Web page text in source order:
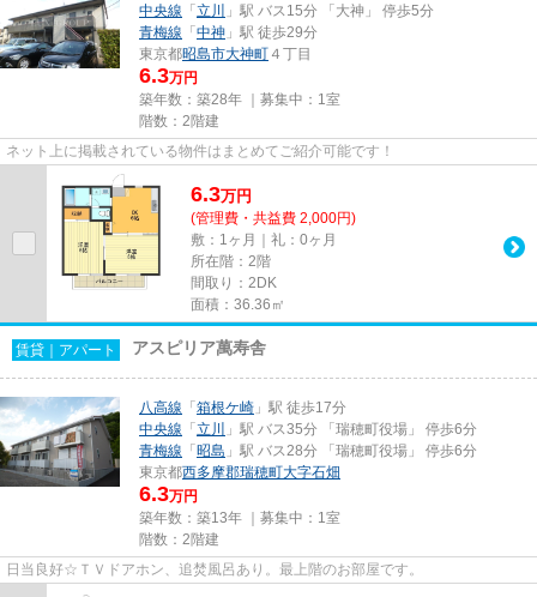
中央線 「立川
」駅 バス15分 「大神」 停歩5分
青梅線 「中神 」駅 徒歩29分
東京都昭島市大神町 ４丁目
6.3万円
築年数：築28年 ｜募集中： 1室
階数：2階建
ネット上に掲載されている物件はまとめてご紹介可能です！
6.3万円
(管理費・共益費 2,000円)
敷：1ヶ月｜礼：0ヶ月
所在階：2階
間取り：2DK
面積：36.36㎡
賃貸｜アパート アスピリア萬寿舎
八高線 「箱根ケ崎 」駅 徒歩17分
中央線 「立川
」駅 バス35分 「瑞穂町役場」 停歩6分
青梅線 「昭島 」駅 バス28分 「瑞穂町役場」 停歩6分
東京都西多摩郡瑞穂町大字石畑
6.3万円
築年数：築13年 ｜募集中： 1室
階数：2階建
日当良好☆ＴＶドアホン、追焚風呂あり。最上階のお部屋です。